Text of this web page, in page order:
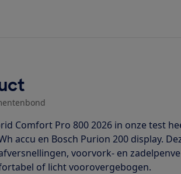
Comfort Pro 800 2026 in onze test
accu en Bosch Purion 200 display.
voorvork- en
of licht voorovergebogen.